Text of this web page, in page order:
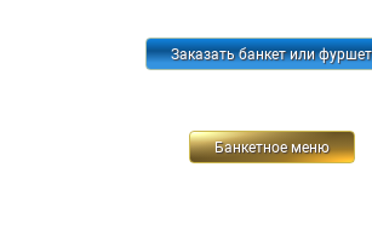
Заказать банкет или фуршет
Банкетное меню